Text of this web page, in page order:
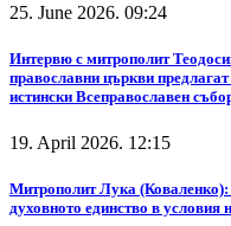
25. June 2026. 09:24
Интервю с митрополит
православни църкви
истински Всеправославен
19. April 2026. 12:15
Митрополит Лука (Коваленко):
духовното единство в условия